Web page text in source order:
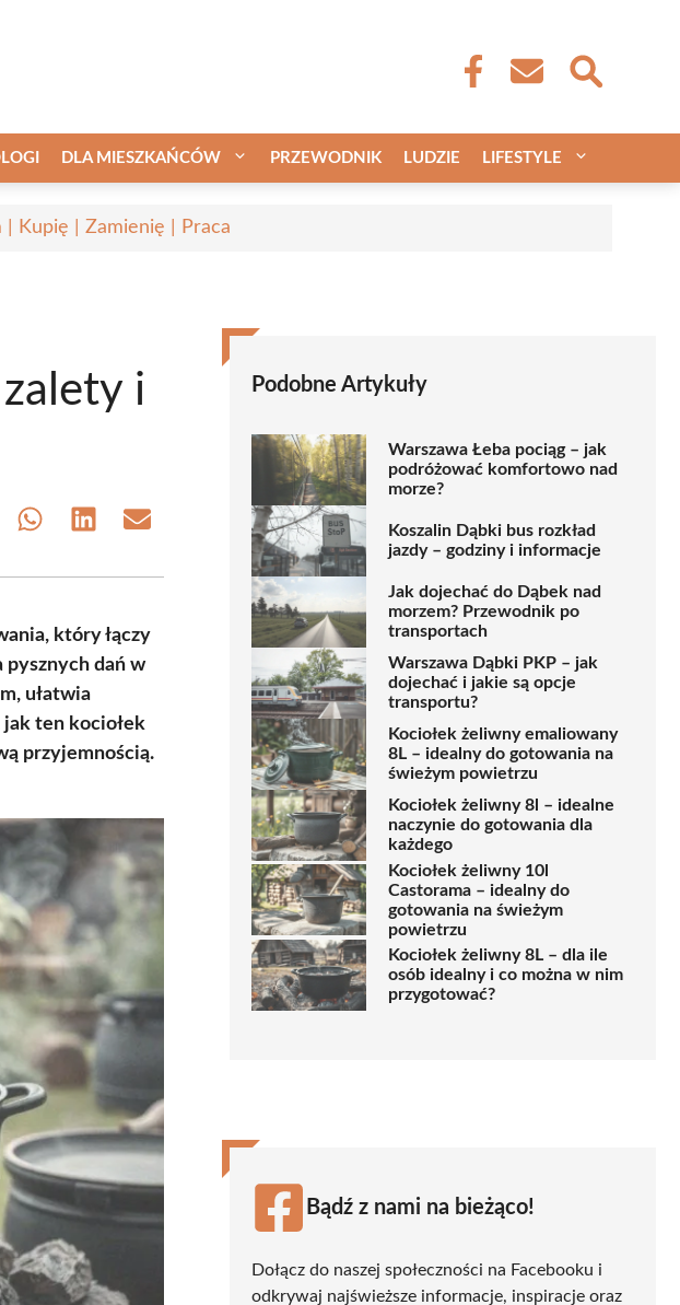
DLA MIESZKAŃCÓW PRZEWODNIK LUDZIE LIFESTYLE
| Kupię | Zamienię | Praca
i
Share Share Share
który łączy
pysznych dań w
ułatwia
ten kociołek
przyjemnością.
Podobne Artykuły
Warszawa Łeba pociąg – jak
podróżować komfortowo nad
morze?
Koszalin Dąbki bus rozkład
jazdy – godziny i informacje
Jak dojechać do Dąbek nad
morzem? Przewodnik po
transportach
Warszawa Dąbki PKP – jak
dojechać i jakie są opcje
transportu?
Kociołek żeliwny emaliowany
8L – idealny do gotowania na
świeżym powietrzu
Kociołek żeliwny 8l – idealne
naczynie do gotowania dla
każdego
Kociołek żeliwny 10l
Castorama – idealny do
gotowania na świeżym
powietrzu
Kociołek żeliwny 8L – dla ile
osób idealny i co można w nim
przygotować?
Bądź z nami na bieżąco!
Dołącz do naszej społeczności na Facebooku i
odkrywaj najświeższe informacje, inspiracje oraz